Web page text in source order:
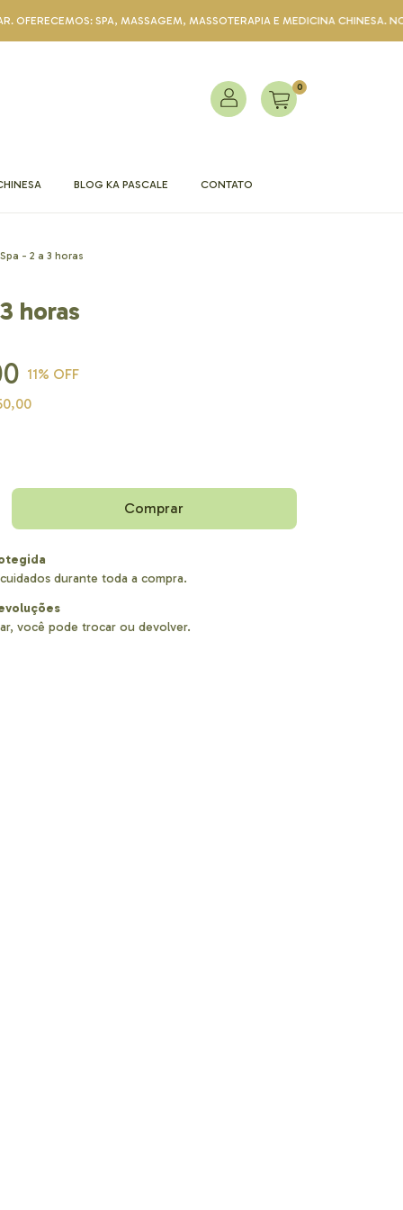
SPA, MASSAGEM, MASSOTERAPIA E MEDICINA CHINESA. NOS
0
BLOG KA PASCALE CONTATO
Spa - 2 a 3 horas
horas
11% OFF
durante toda a compra.
você pode trocar ou devolver.